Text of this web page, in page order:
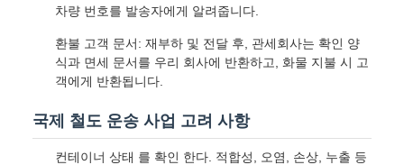
차량 번호를 발송자에게 알려줍니다.
환불 고객 문서: 재부하 및 전달 후, 관세회사는 확인 양
식과 면세 문서를 우리 회사에 반환하고, 화물 지불 시 고
객에게 반환됩니다.
국제 철도 운송 사업 고려 사항
컨테이너 상태 를 확인 한다. 적합성, 오염, 손상, 누출 등